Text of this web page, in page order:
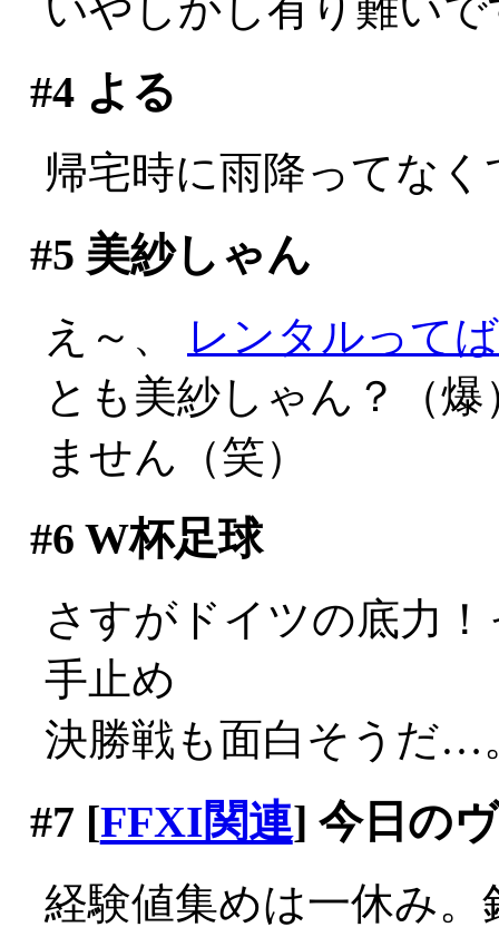
#4よる
帰宅時に雨降ってな
#5 美紗しゃん
え～、
レンタルってば
とも美紗しゃん？（
ません（笑）
#6 W杯足球
さすがドイツの底力
手止め
決勝戦も面白そうだ…
#7 [FFXI関連] 今日の
経験値集めは一休み